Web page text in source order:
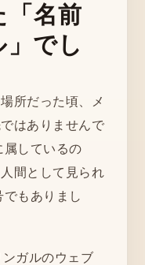
「名前
でし
所だった頃、メ
はありませんで
属しているの
間として見られ
もありまし
ガルのウェブ